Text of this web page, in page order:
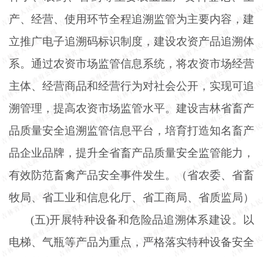
产、经营、使用环节全程追溯监管为主要内容，建
立推广电子追溯码标识制度，建设农资产品追溯体
系。通过农资市场监管信息系统，将农资市场经营
主体、经营商品和经营行为对社会公开，实现可追
溯管理，提高农资市场监管水平。建设吉林省畜产
品质量安全追溯监管信息平台，培育打造知名畜产
品企业品牌，提升全省畜产品质量安全监管能力，
有效防范畜禽产品安全事件发生。（省农委、省畜
牧局、省工业和信息化厅、省工商局、省质监局）
(五)开展特种设备和危险品追溯体系建设。以
电梯、气瓶等产品为重点，严格落实特种设备安全